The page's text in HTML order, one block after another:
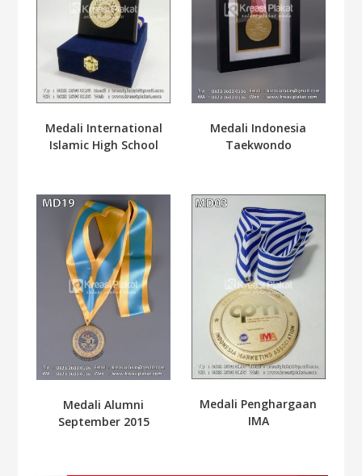
Medali International
Islamic High School
Medali Indonesia
Taekwondo
Medali Alumni
September 2015
Medali Penghargaan
IMA